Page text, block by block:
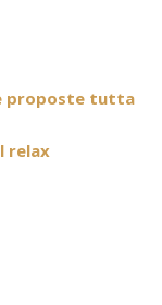
proposte tutta
relax